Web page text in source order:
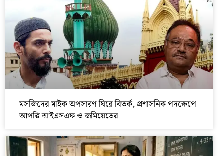
মসজিদের মাইক অপসারণ ঘিরে বিতর্ক, প্রশাসনিক পদক্ষেপে
আপত্তি আইএসএফ ও জমিয়েতের